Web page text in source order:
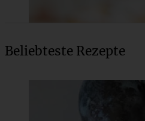
Beliebteste Rezepte